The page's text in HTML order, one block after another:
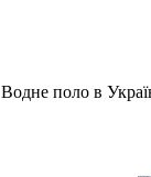
Водне поло в